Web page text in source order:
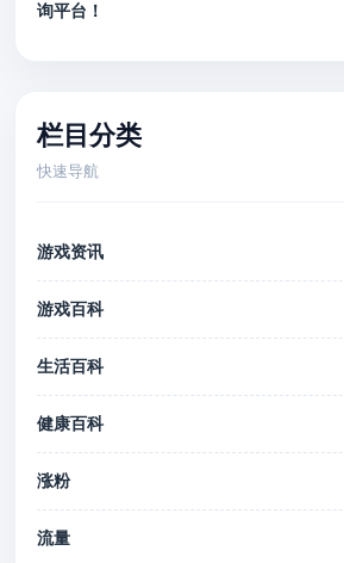
询平台！
栏目分类
快速导航
游戏资讯
游戏百科
生活百科
健康百科
涨粉
流量